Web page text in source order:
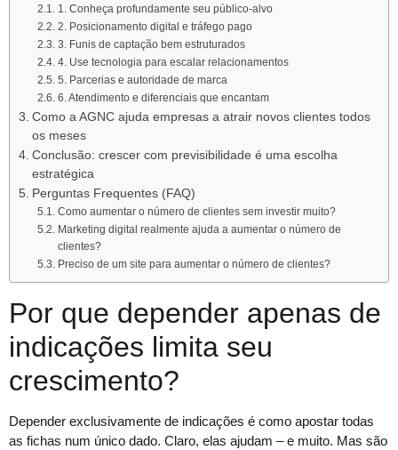
1. Conheça profundamente seu público-alvo
2. Posicionamento digital e tráfego pago
3. Funis de captação bem estruturados
4. Use tecnologia para escalar relacionamentos
5. Parcerias e autoridade de marca
6. Atendimento e diferenciais que encantam
Como a AGNC ajuda empresas a atrair novos clientes todos
os meses
Conclusão: crescer com previsibilidade é uma escolha
estratégica
Perguntas Frequentes (FAQ)
Como aumentar o número de clientes sem investir muito?
Marketing digital realmente ajuda a aumentar o número de
clientes?
Preciso de um site para aumentar o número de clientes?
Por que depender apenas de
indicações limita seu
crescimento?
Depender exclusivamente de indicações é como apostar todas
as fichas num único dado. Claro, elas ajudam – e muito. Mas são